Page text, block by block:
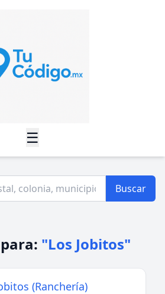
☰
Buscar
"Los Jobitos"
(Ranchería)